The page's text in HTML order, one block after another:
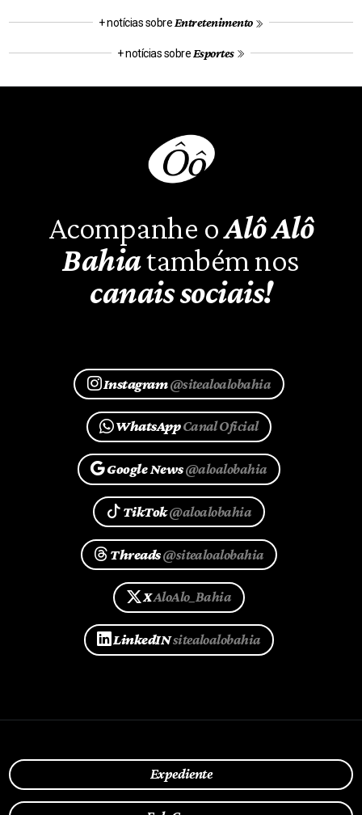
+ notícias sobre Entretenimento
+ notícias sobre Esportes
Acompanhe oAlô Alô
Bahiatambém nos
canais sociais!
Instagram@sitealoalobahia
WhatsAppCanal Oficial
Google News@aloalobahia
TikTok@aloalobahia
Threads@sitealoalobahia
XAloAlo_Bahia
LinkedINsitealoalobahia
Expediente